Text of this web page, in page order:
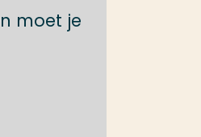
moet je